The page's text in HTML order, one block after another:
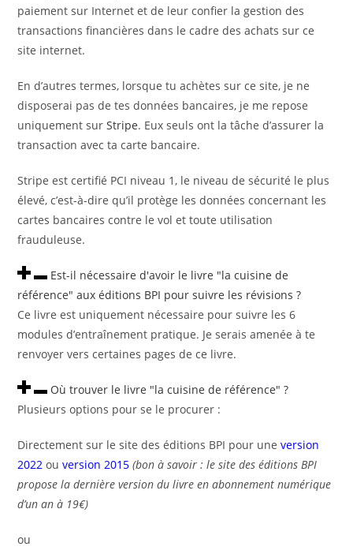
paiement sur Internet et de leur confier la gestion des
transactions financières dans le cadre des achats sur ce
site internet.
En d’autres termes, lorsque tu achètes sur ce site, je ne
disposerai pas de tes données bancaires, je me repose
uniquement surStripe. Eux seuls ont la tâche d’assurer la
transaction avec ta carte bancaire.
Stripe est certifié PCI niveau 1, le niveau de sécurité le plus
élevé, c’est-à-dire qu’il protège les données concernant les
cartes bancaires contre le vol et toute utilisation
frauduleuse.
Est-il nécessaire d'avoir le livre "la cuisine de
référence" aux éditions BPI pour suivre les révisions ?
Ce livre est uniquement nécessaire pour suivre les 6
modules d’entraînement pratique. Je serais amenée à te
renvoyer vers certaines pages de ce livre.
Où trouver le livre "la cuisine de référence" ?
Plusieurs options pour se le procurer :
Directement sur le site des éditions BPI pour uneversion
2022 ouversion 2015 (bon à savoir : le site des éditions BPI
propose la dernière version du livre en abonnement numérique
d’un an à 19€)
ou